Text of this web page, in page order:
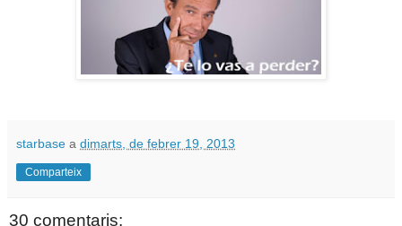
starbase a dimarts, de febrer 19, 2013
Comparteix
30 comentaris: